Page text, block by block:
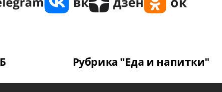
Рубрика "Еда и напитки"